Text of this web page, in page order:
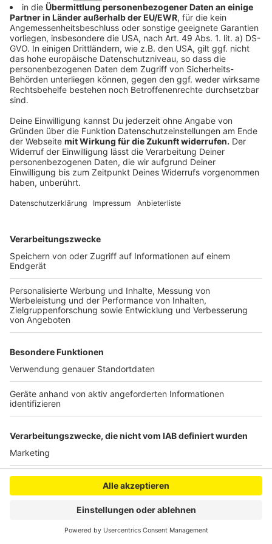
Anzeige
ist großartig auf seine Weise." Während er bei
Kollaborationen die Geschichten und musikalischen
Welten anderer Künstler erkunden könne, sei das
Schreiben eigener Songs eine Möglichkeit, seine
persönliche Geschichte zu erzählen.
Anzeige
Besondere Verbindung zu Deutschland
Anzeige
Dalton hat eine enge Beziehung zu Deutschland
aufgebaut. "Deutschland hat mich in den letzten
pendelt regelmäßig zwischen Seattle und Berlin und
hat nicht nur eine deutsche Band, sondern auch ein
deutsches Management. "Ich habe hier eine
wunderschöne Community gefunden", betont er.
Autoren: Joachim Schultheis & Robert Janz